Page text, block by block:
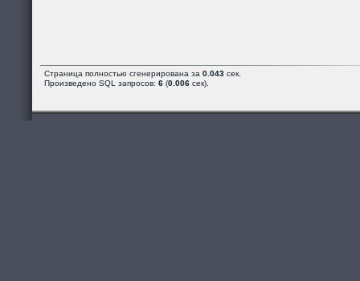
Страница полностью сгенерирована за 0.043 сек.
Произведено SQL запросов: 6 (0.006 сек).